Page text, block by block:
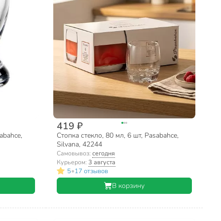
419 ₽
Стопка стекло, 80 мл, 6 шт, Pasabahce,
Silvana, 42244
Самовывоз:сегодня
Курьером: 3 августа
5•17 отзывов
В корзину